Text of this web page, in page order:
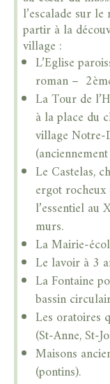
l’escalade sur
partir à la
village :
L’Eglise
roman –
La Tour de
à la place du
village Notre-
Le Castelas,
ergot
l’essentiel au
murs.
La Mairie-
Le lavoir à 3
La Fontaine
bassin
Les oratoires
(St-Anne, St-
Maisons
(pontins).